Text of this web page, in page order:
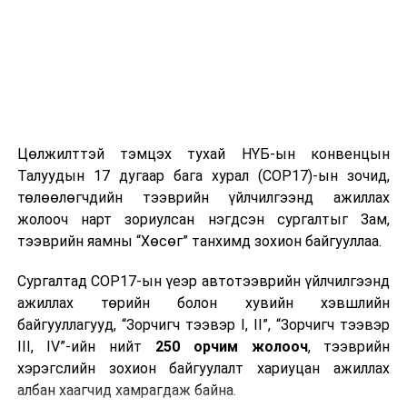
Цөлжилттэй тэмцэх тухай НҮБ-ын конвенцын
Талуудын 17 дугаар бага хурал (COP17)-ын зочид,
төлөөлөгчдийн тээврийн үйлчилгээнд ажиллах
жолооч нарт зориулсан нэгдсэн сургалтыг Зам,
тээврийн яамны “Хөсөг” танхимд зохион байгууллаа.
Сургалтад COP17-ын үеэр автотээврийн үйлчилгээнд
ажиллах төрийн болон хувийн хэвшлийн
байгууллагууд, “Зорчигч тээвэр I, II”, “Зорчигч тээвэр
III, IV”-ийн нийт 250 орчим жолооч, тээврийн
хэрэгслийн зохион байгуулалт хариуцан ажиллах
албан хаагчид хамрагдаж байна.